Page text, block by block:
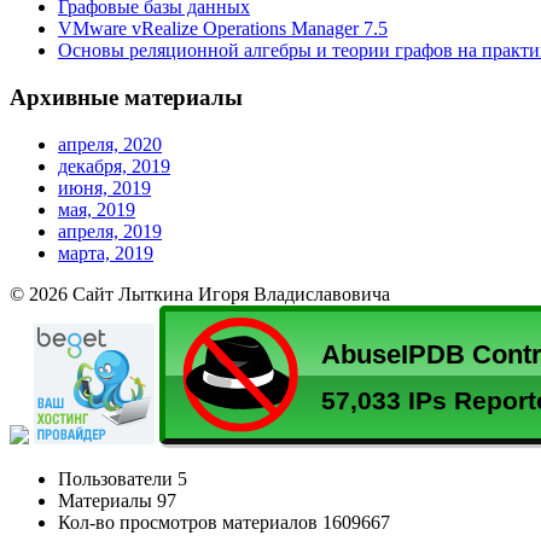
Графовые базы данных
VMware vRealize Operations Manager 7.5
Основы реляционной алгебры и теории графов на
Архивные материалы
апреля, 2020
декабря, 2019
июня, 2019
мая, 2019
апреля, 2019
марта, 2019
© 2026 Сайт Лыткина Игоря Владиславовича
Пользователи 5
Материалы 97
Кол-во просмотров материалов 1609667